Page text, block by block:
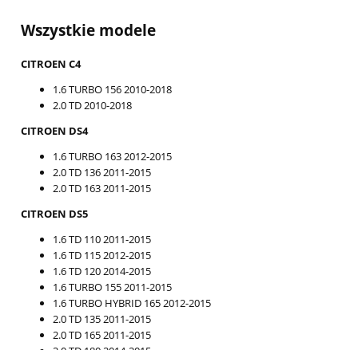
Wszystkie modele
CITROEN C4
1.6 TURBO 156 2010-2018
2.0 TD 2010-2018
CITROEN DS4
1.6 TURBO 163 2012-2015
2.0 TD 136 2011-2015
2.0 TD 163 2011-2015
CITROEN DS5
1.6 TD 110 2011-2015
1.6 TD 115 2012-2015
1.6 TD 120 2014-2015
1.6 TURBO 155 2011-2015
1.6 TURBO HYBRID 165 2012-2015
2.0 TD 135 2011-2015
2.0 TD 165 2011-2015